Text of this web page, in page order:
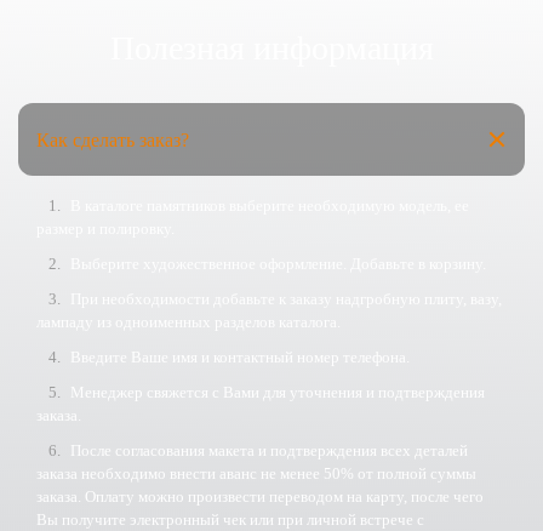
Как сделать заказ?
лампаду из одноименных разделов каталога.
Введите Ваше имя и контактный номер телефона.
Менеджер свяжется с Вами для уточнения и подтверждения
заказа.
После согласования макета и подтверждения всех деталей
заказа необходимо внести аванс не менее 50% от полной суммы
заказа. Оплату можно произвести переводом на карту, после чего
Вы получите электронный чек или при личной встрече с